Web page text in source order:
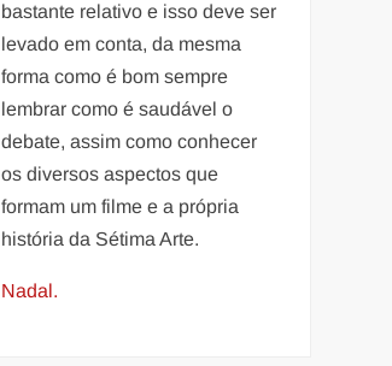
bastante relativo e isso deve ser
levado em conta, da mesma
forma como é bom sempre
lembrar como é saudável o
debate, assim como conhecer
os diversos aspectos que
formam um filme e a própria
história da Sétima Arte.
Nadal.